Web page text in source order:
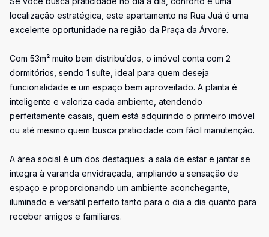
localização estratégica, este apartamento na Rua Juá é uma
excelente oportunidade na região da Praça da Árvore.
Com 53m² muito bem distribuídos, o imóvel conta com 2
dormitórios, sendo 1 suíte, ideal para quem deseja
funcionalidade e um espaço bem aproveitado. A planta é
inteligente e valoriza cada ambiente, atendendo
perfeitamente casais, quem está adquirindo o primeiro imóvel
ou até mesmo quem busca praticidade com fácil manutenção.
A área social é um dos destaques: a sala de estar e jantar se
integra à varanda envidraçada, ampliando a sensação de
espaço e proporcionando um ambiente aconchegante,
iluminado e versátil perfeito tanto para o dia a dia quanto para
receber amigos e familiares.